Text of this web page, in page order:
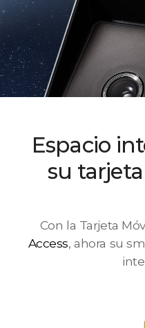
Espacio
su
Con la Tarjeta
Access, ahora su